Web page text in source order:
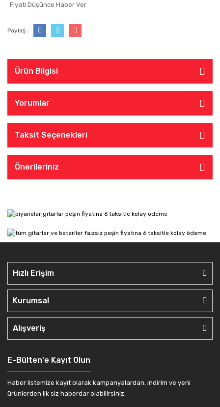
Fiyatı Düşünce Haber Ver
Paylaş :
Ürün Bilgisi
Yorumlar
Taksit Seçenekleri
Önerileriniz
Hızlı Erişim
Kurumsal
Alışveriş
E-Bülten'e Kayıt Olun
Haber listemize kayıt olarak kampanyalardan, indirim ve yeni
ürünlerden ilk siz haberdar olabilirsiniz.